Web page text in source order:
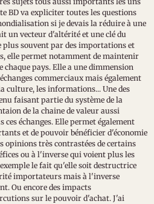
BD va expliciter toutes les questions
si je devais la réduire à une
un vecteur d'altérité et une clé du
plus souvent par des importations et
elle permet notamment de maintenir
pays. Elle a une dimmension
commerciaux mais également
culture, les informations... Une des
faisant partie du système de la
de la chaine de valeur aussi
ces échanges. Elle permet également
et de pouvoir bénéficier d'économie
opinions très contrastées de certains
ou à l'inverse qui voient plus les
le fait qu'elle soit destructrice
importateurs mais à l'inverse
Ou encore des impacts
sur le pouvoir d'achat. J'ai